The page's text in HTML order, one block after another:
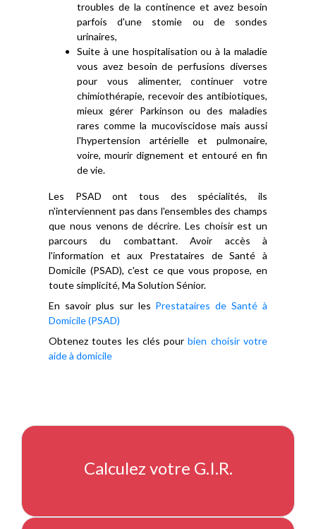
troubles de la continence et avez besoin
parfois d'une stomie ou de sondes
urinaires,
Suite à une hospitalisation ou à la maladie
vous avez besoin de perfusions diverses
pour vous alimenter, continuer votre
chimiothérapie, recevoir des antibiotiques,
mieux gérer Parkinson ou des maladies
rares comme la mucoviscidose mais aussi
l'hypertension artérielle et pulmonaire,
voire, mourir dignement et entouré en fin
de vie.
Les PSAD ont tous des spécialités, ils
n'interviennent pas dans l'ensembles des champs
que nous venons de décrire. Les choisir est un
parcours du combattant. Avoir accès à
l'information et aux Prestataires de Santé à
Domicile (PSAD), c'est ce que vous propose, en
toute simplicité, Ma Solution Sénior.
En savoir plus sur les Prestataires de Santé à
Domicile (PSAD)
Obtenez toutes les clés pourbien choisir votre
aide à domicile
Calculez votre G.I.R.